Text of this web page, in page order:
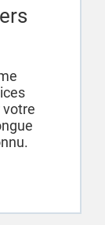
votre